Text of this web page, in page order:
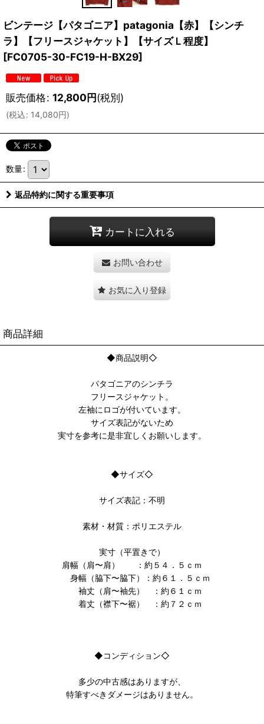
ビンテージ【パタゴニア】patagonia【赤】【シンチ
ラ】【フリースジャケット】【サイズＬ程度】
[FC0705-30-FC19-H-BX29]
販売価格: 12,800円(税別)
(税込: 14,080円)
数量:
返品特約に関する重要事項
カートに入れる
お問い合わせ
お気に入り登録
商品詳細
◆商品説明◇
パタゴニアのシンチラ
フリースジャケット。
左袖にロゴが付いています。
サイズ表記がないため
実寸を参考に是非宜しくお願いします。
◆サイズ◇
サイズ表記：不明
素材・材質：ポリエステル
実寸（平置きで）
肩幅（肩〜肩） ：約５４．５ｃｍ
身幅（脇下〜脇下）：約６１．５ｃｍ
袖丈（肩〜袖先） ：約６１ｃｍ
着丈（襟下〜裾） ：約７２ｃｍ
◆コンディション◇
多少の中古感はありますが、
特筆すべきダメージはありません。